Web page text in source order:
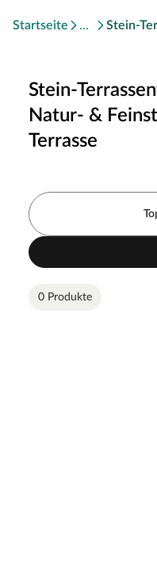
Startseite Stein-
Stein-
Natur- &
Terrasse
0 Produkte